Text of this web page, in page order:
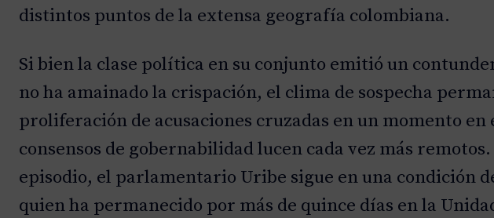
distintos puntos de la extensa geografía colombiana.
Si bien la clase política en su conjunto emitió un
no ha amainado la crispación, el clima de sospecha
proliferación de acusaciones cruzadas en un momento
consensos de gobernabilidad lucen cada vez más
episodio, el parlamentario Uribe sigue en una condición
quien ha permanecido por más de quince días en la